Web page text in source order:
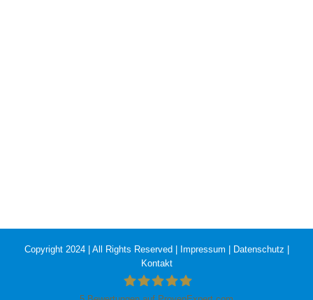
Copyright 2024 | All Rights Reserved | Impressum Datenschutz
Kontakt